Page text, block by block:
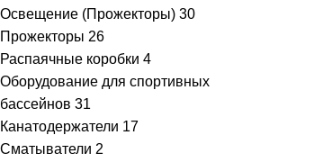
Освещение (Прожекторы) 30
Прожекторы 26
Распаячные коробки 4
Оборудование для спортивных
бассейнов 31
Канатодержатели 17
Сматыватели 2